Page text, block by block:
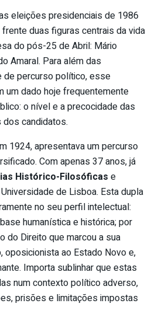
eleições presidenciais de 1986
duas figuras centrais da vida
do pós-25 de Abril: Mário
Amaral. Para além das
percurso político, esse
um dado hoje frequentemente
o nível e a precocidade das
candidatos.
1924, apresentava um percurso
Com apenas 37 anos, já
Histórico-Filosóficas e
de Lisboa. Esta dupla
no seu perfil intelectual:
humanística e histórica; por
do Direito que marcou a sua
oposicionista ao Estado Novo e,
Importa sublinhar que estas
num contexto político adverso,
prisões e limitações impostas